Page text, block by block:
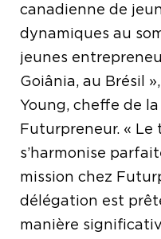
canadienne de
dynamiques au
jeunes
Goiânia, au Brésil
Young, cheffe de
Futurpreneur. «
s’harmonise
mission chez
délégation est
manière